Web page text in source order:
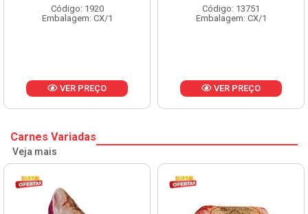
Código: 1920
Embalagem: CX/1
VER PREÇO
Código: 13751
Embalagem: CX/1
VER PREÇO
Carnes Variadas
Veja mais